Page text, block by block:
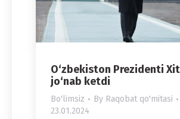
O‘zbekiston Prezidenti
jo‘nab ketdi
Bo'limsiz By Raqobat qo'mitasi
23.01.2024